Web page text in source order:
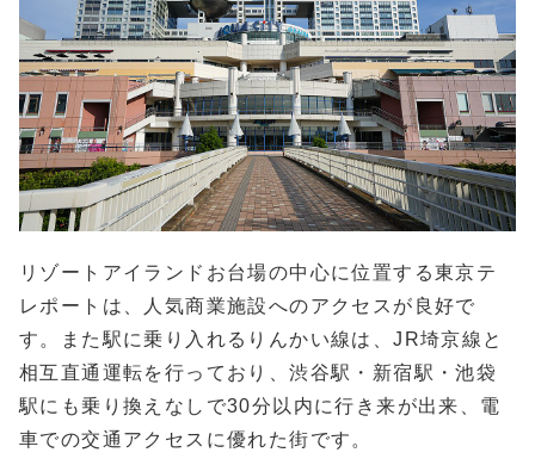
リゾートアイランドお台場の中心に位置する東京テ
レポートは、人気商業施設へのアクセスが良好で
す。また駅に乗り入れるりんかい線は、JR埼京線と
相互直通運転を行っており、渋谷駅・新宿駅・池袋
駅にも乗り換えなしで30分以内に行き来が出来、電
車での交通アクセスに優れた街です。